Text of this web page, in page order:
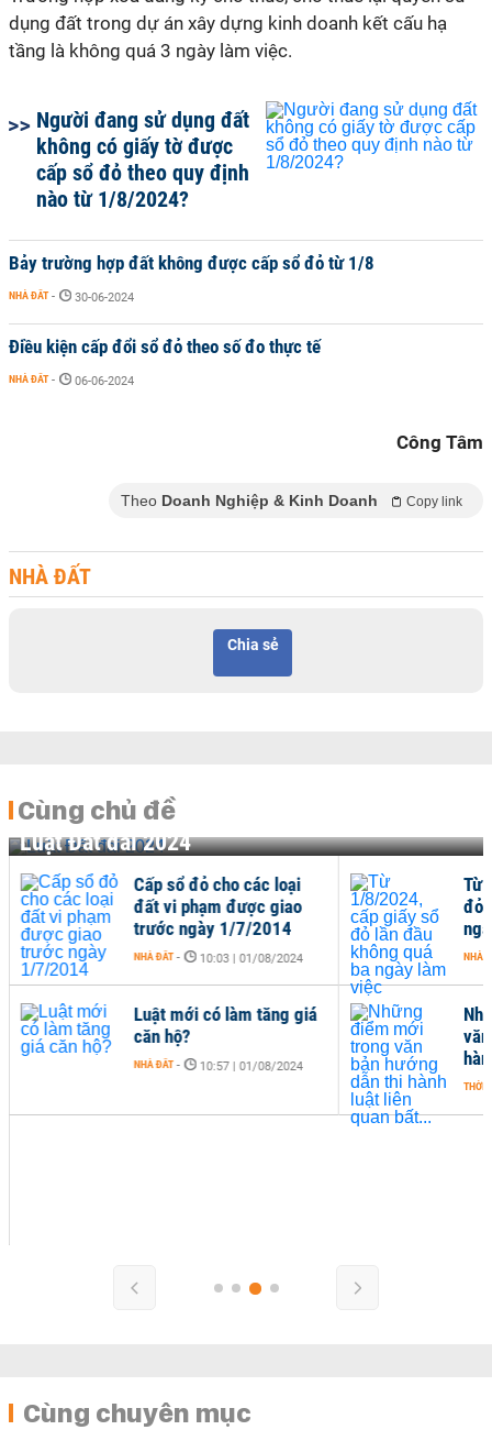
dụng đất trong dự án xây dựng kinh doanh kết cấu hạ
tầng là không quá 3 ngày làm việc.
Người đang sử dụng đất
không có giấy tờ được
cấp sổ đỏ theo quy định
nào từ 1/8/2024?
Bảy trường hợp đất không được cấp sổ đỏ từ 1/8
NHÀ ĐẤT - 30-06-2024
Điều kiện cấp đổi sổ đỏ theo số đo thực tế
NHÀ ĐẤT - 06-06-2024
Công Tâm
Theo Doanh Nghiệp & Kinh Doanh Copy link
NHÀ ĐẤT
Chia sẻ
Cùng chủ đề
Luật Đất đai 2024
THỜI
Cấp sổ đỏ cho các loại
đất vi phạm được giao
trước ngày 1/7/2014
NHÀ ĐẤT - 10:03 | 01/08/2024
Luật mới có làm tăng giá
căn hộ?
NHÀ ĐẤT - 10:57 | 01/08/2024
Từ
đỏ
NHÀ
Cùng chuyên mục